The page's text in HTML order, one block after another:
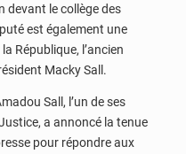
devant le collège des
est également une
République, l’ancien
Macky Sall.
Sall, l’un de ses
a annoncé la tenue
pour répondre aux